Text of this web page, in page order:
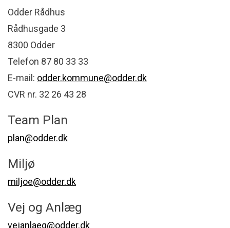
Odder Rådhus
Rådhusgade 3
8300 Odder
Telefon 87 80 33 33
E-mail: odder.kommune@odder.dk
CVR nr. 32 26 43 28
Team Plan
plan@odder.dk
Miljø
miljoe@odder.dk
Vej og Anlæg
vejanlaeg@odder.dk